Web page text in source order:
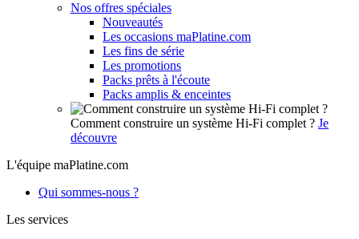
Nos offres spéciales
Nouveautés
Les occasions maPlatine.com
Les fins de série
Les promotions
Packs prêts à l'écoute
Packs amplis & enceintes
Comment construire un système Hi-Fi complet ? Je
découvre
L'équipe maPlatine.com
Qui sommes-nous ?
Les services